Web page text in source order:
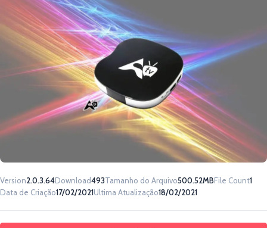
Version2.0.3.64Download493Tamanho do Arquivo500.52MBFile Count1
Data de Criação17/02/2021Ultima Atualização18/02/2021